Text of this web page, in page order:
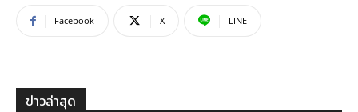
Facebook X LINE
ข่าวล่าสุด